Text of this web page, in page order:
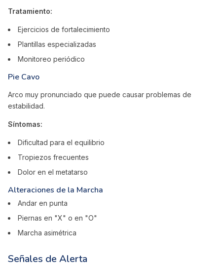
Tratamiento:
Ejercicios de fortalecimiento
Plantillas especializadas
Monitoreo periódico
Pie Cavo
Arco muy pronunciado que puede causar problemas de
estabilidad.
Síntomas:
Dificultad para el equilibrio
Tropiezos frecuentes
Dolor en el metatarso
Alteraciones de la Marcha
Andar en punta
Piernas en "X" o en "O"
Marcha asimétrica
Señales de Alerta